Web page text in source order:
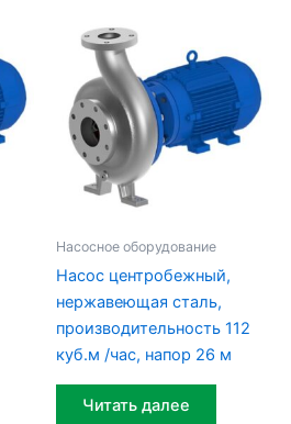
Насосное оборудование
Насос центробежный,
нержавеющая сталь,
производительность 112
куб.м /час, напор 26 м
Читать далее